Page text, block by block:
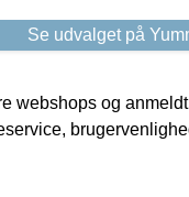
Se udvalget på
webshops og